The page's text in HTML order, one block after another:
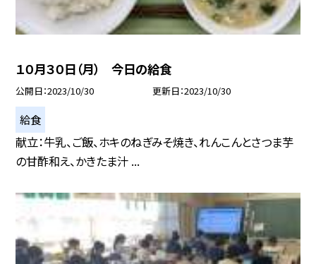
１０月３０日（月） 今日の給食
公開日 2023/10/30 更新日 2023/10/30
給食
献立：牛乳、ご飯、ホキのねぎみそ焼き、れんこんとさつま芋
の甘酢和え、かきたま汁 ...